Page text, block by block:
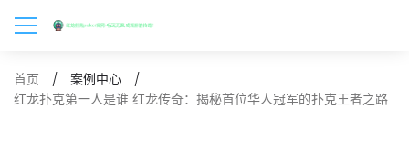
首页
案例中心
红龙扑克第一人是谁 红龙传奇：揭秘首位华人冠军的扑克王者之路